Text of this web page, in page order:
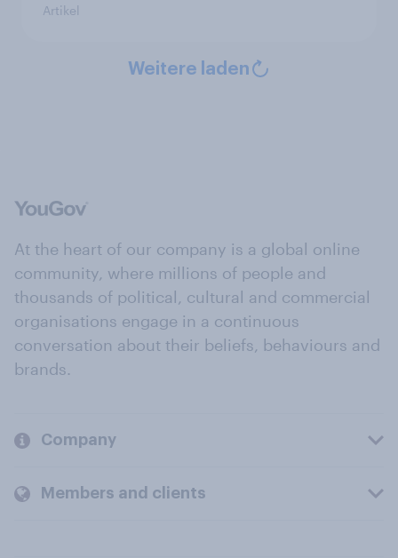
Artikel
Weitere laden
At the heart of our company is a global online
community, where millions of people and
thousands of political, cultural and commercial
organisations engage in a continuous
conversation about their beliefs, behaviours and
brands.
Company
Members and clients